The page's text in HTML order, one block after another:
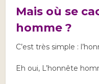
Mais où se
homme ?
C’est très simple :
Eh oui, L’honnête